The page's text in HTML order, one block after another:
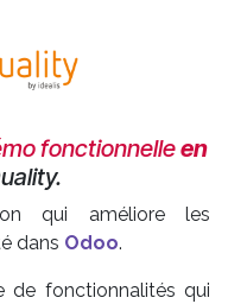
fonctionnelleen
qui améliore les
dans Odoo.
de fonctionnalités qui